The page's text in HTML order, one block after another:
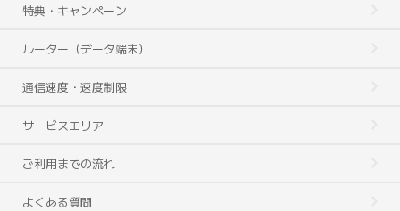
特典・キャンペーン
ルーター（データ端末）
通信速度・速度制限
サービスエリア
ご利用までの流れ
よくある質問